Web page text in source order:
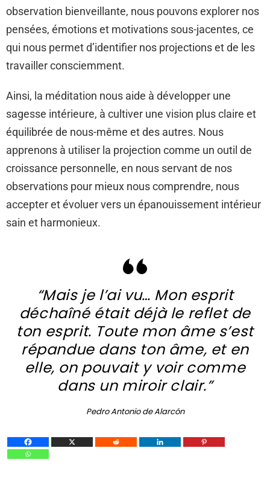
observation bienveillante, nous pouvons explorer nos
pensées, émotions et motivations sous-jacentes, ce
qui nous permet d’identifier nos projections et de les
travailler consciemment.
Ainsi, la méditation nous aide à développer une
sagesse intérieure, à cultiver une vision plus claire et
équilibrée de nous-même et des autres. Nous
apprenons à utiliser la projection comme un outil de
croissance personnelle, en nous servant de nos
observations pour mieux nous comprendre, nous
accepter et évoluer vers un épanouissement intérieur
sain et harmonieux.
“Mais je l’ai vu… Mon esprit
déchaîné était déjà le reflet de
ton esprit. Toute mon âme s’est
répandue dans ton âme, et en
elle, on pouvait y voir comme
dans un miroir clair.”
Pedro Antonio de Alarcón